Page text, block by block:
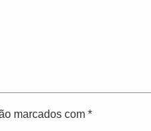
marcados com *